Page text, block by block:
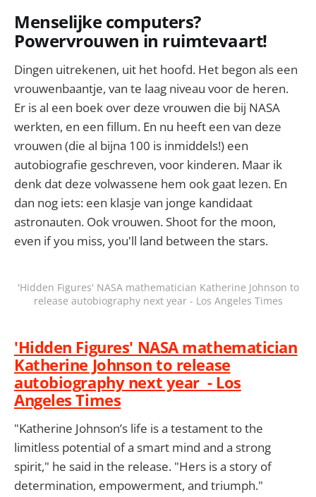
Menselijke computers?
Powervrouwen in ruimtevaart!
Dingen uitrekenen, uit het hoofd. Het begon als een
vrouwenbaantje, van te laag niveau voor de heren.
Er is al een boek over deze vrouwen die bij NASA
werkten, en een fillum. En nu heeft een van deze
vrouwen (die al bijna 100 is inmiddels!) een
autobiografie geschreven, voor kinderen. Maar ik
denk dat deze volwassene hem ook gaat lezen. En
dan nog iets: een klasje van jonge kandidaat
astronauten. Ook vrouwen. Shoot for the moon,
even if you miss, you'll land between the stars.
'Hidden Figures' NASA mathematician Katherine Johnson to
release autobiography next year - Los Angeles Times
'Hidden Figures' NASA mathematician
Katherine Johnson to release
autobiography next year - Los
Angeles Times
"Katherine Johnson’s life is a testament to the
limitless potential of a smart mind and a strong
spirit," he said in the release. "Hers is a story of
determination, empowerment, and triumph."